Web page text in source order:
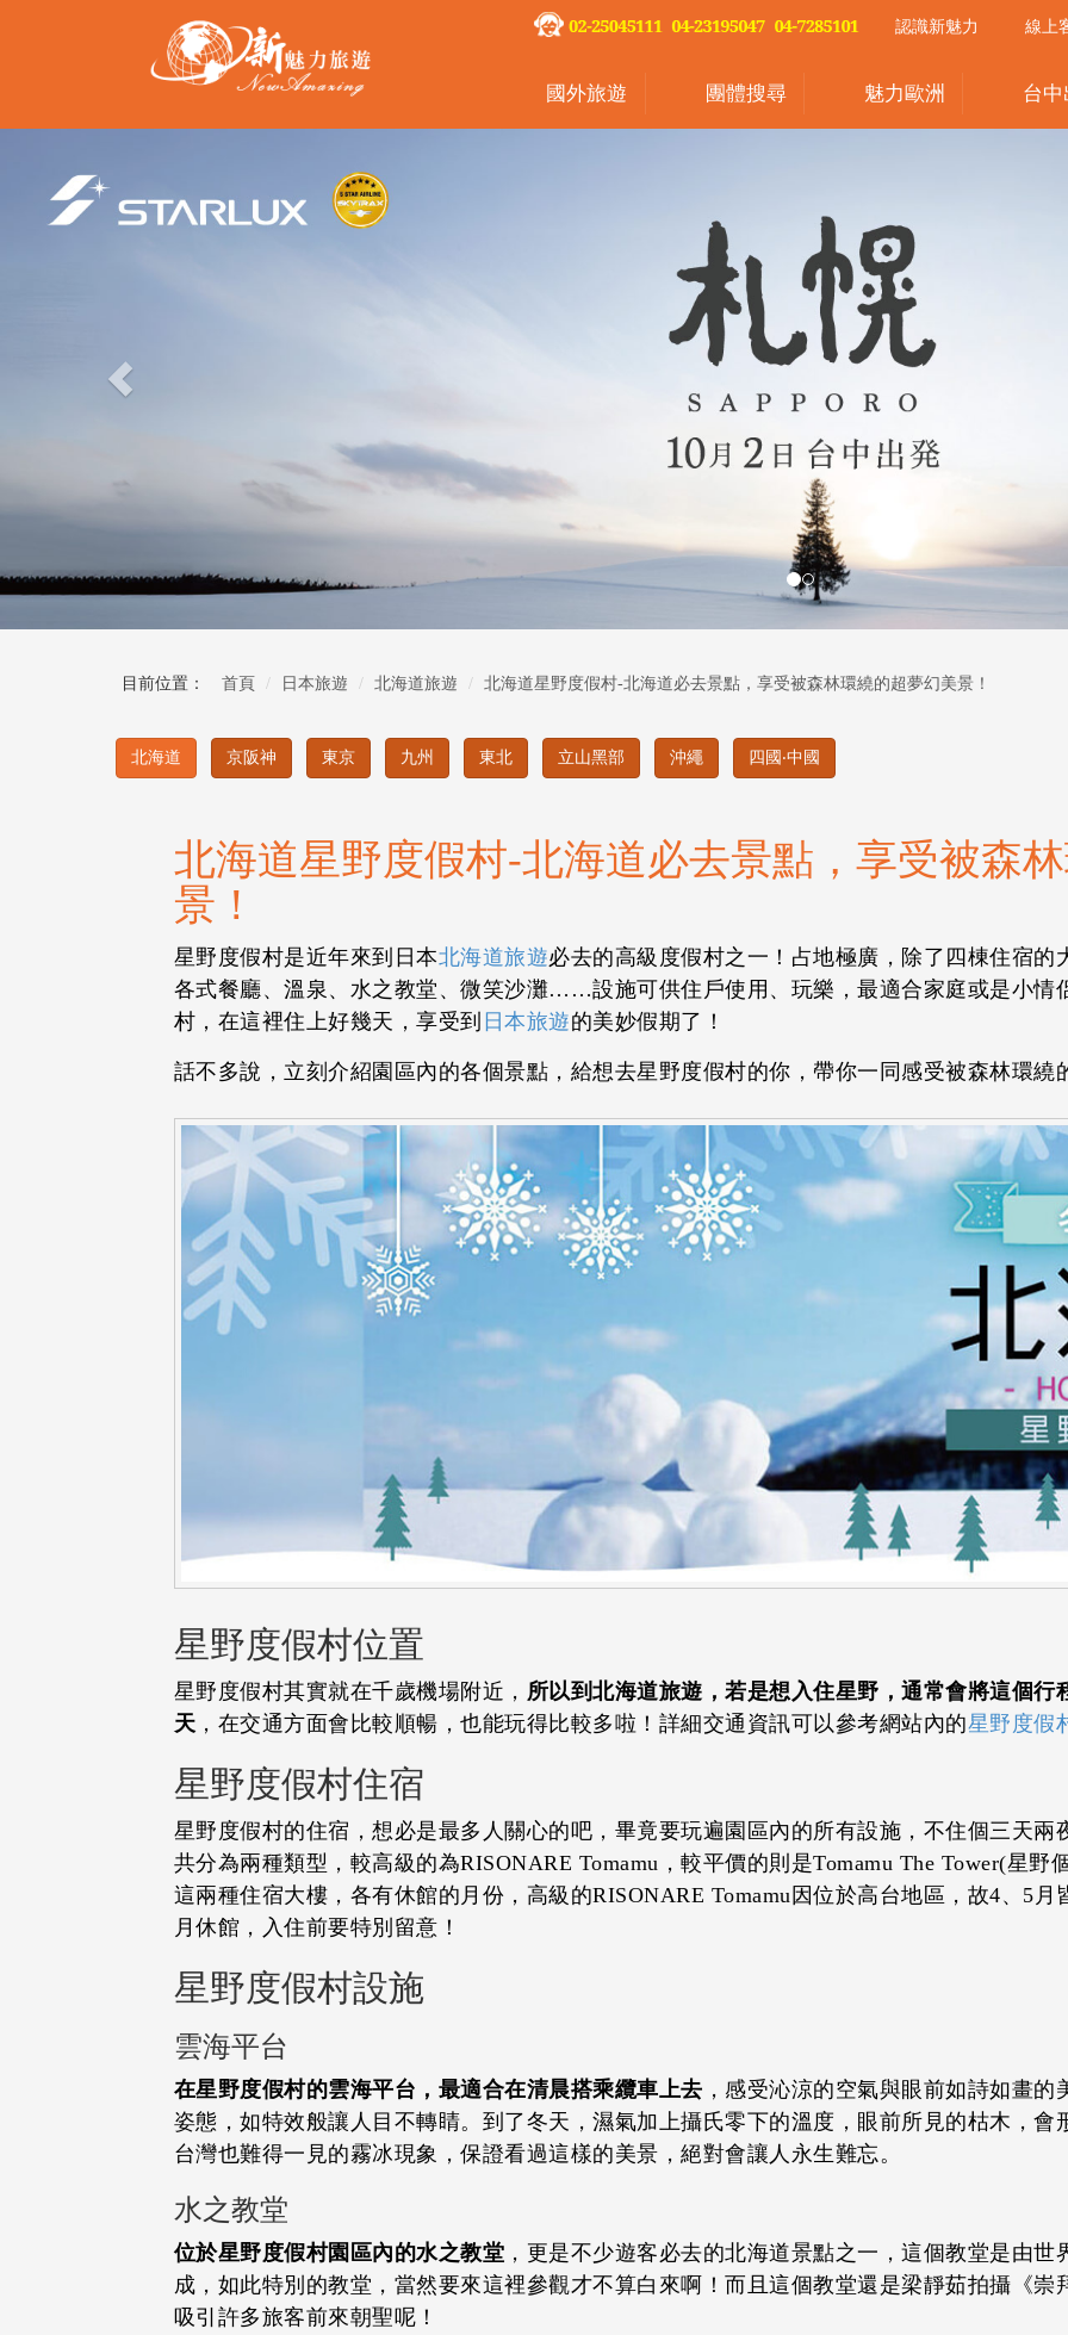
國外旅遊 團體搜尋 魅力歐洲 台
認識新魅力 線上
目前位置： 首頁 日本旅遊 北海道旅遊 北海道星野度假村-北海道必去景點，享受被森林環繞的超夢幻美景！
北海道 京阪神 東京 九州 東北 立山黑部 沖繩 四國‧中國
北海道星野度假村-北海道必去景點，享受被森
景！
星野度假村是近年來到日本北海道旅遊必去的高級度假村之一！占地極廣，除了四棟住宿
各式餐廳、溫泉、水之教堂、微笑沙灘……設施可供住戶使用、玩樂，最適合家庭或是小情
村，在這裡住上好幾天，享受到 日本旅遊的美妙假期了！
話不多說，立刻介紹園區內的各個景點，給想去星野度假村的你，帶你一同感受被森林環繞
星野度假村位置
星野度假村其實就在千歲機場附近， 所以到北海道旅遊，若是想入住星野，通常會將這個
天 ，在交通方面會比較順暢，也能玩得比較多啦！詳細交通資訊可以參考網站內的星野度假
星野度假村住宿
星野度假村的住宿，想必是最多人關心的吧，畢竟要玩遍園區內的所有設施，不住個三天
共分為兩種類型，較高級的為RISONARE Tomamu，較平價的則是Tomamu The Tower(星
這兩種住宿大樓，各有休館的月份，高級的RISONARE Tomamu因位於高台地區，故4、5
月休館，入住前要特別留意！
星野度假村設施
雲海平台
在星野度假村的雲海平台，最適合在清晨搭乘纜車上去 ，感受沁涼的空氣與眼前如詩如畫
姿態，如特效般讓人目不轉睛。到了冬天，濕氣加上攝氏零下的溫度，眼前所見的枯木，
台灣也難得一見的霧冰現象，保證看過這樣的美景，絕對會讓人永生難忘。
水之教堂
位於星野度假村園區內的水之教堂 ，更是不少遊客必去的北海道景點之一，這個教堂是由
成，如此特別的教堂，當然要來這裡參觀才不算白來啊！而且這個教堂還是梁靜茹拍攝《
吸引許多旅客前來朝聖呢！